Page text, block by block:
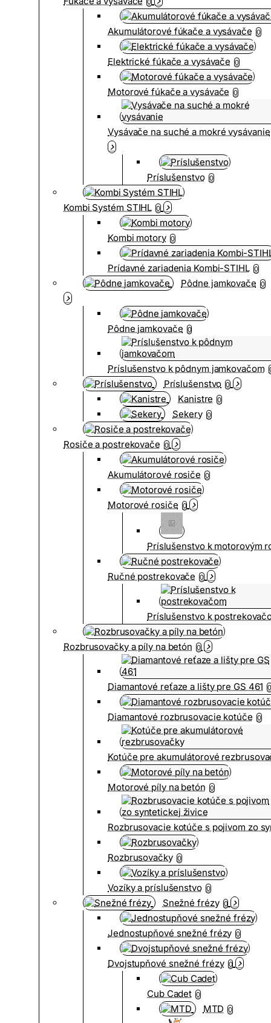
Akumulátorové fúkače a vysávače 0
Elektrické fúkače a vysávače 0
Motorové fúkače a vysávače 0
Vysávače na suché a mokré vysávanie
Príslušenstvo 0
Kombi Systém STIHL 0
Kombi motory 0
Prídavné zariadenia Kombi-STIHL 0
Pôdne jamkovače 0
Pôdne jamkovače 0
Príslušenstvo k pôdnym jamkovačom
Príslušenstvo 0
Kanistre 0
Sekery 0
Rosiče a postrekovače 0
Akumulátorové rosiče 0
Motorové rosiče 0
Príslušenstvo k motorovým
Ručné postrekovače 0
Príslušenstvo k
Rozbrusovačky a píly na betón 0
Diamantové reťaze a lišty pre GS 461
Diamantové rozbrusovacie kotúče 0
Kotúče pre akumulátorové
Motorové píly na betón 0
Rozbrusovacie kotúče s pojivom zo
Rozbrusovačky 0
Vozíky a príslušenstvo 0
Snežné frézy 0
Jednostupňové snežné frézy 0
Dvojstupňové snežné frézy 0
Cub Cadet 0
MTD 0